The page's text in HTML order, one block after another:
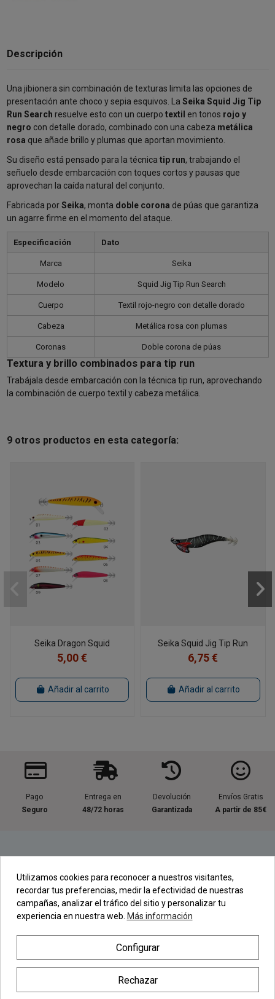
Descripción
Una jibionera sin combinación de texturas limita las opciones de
presentación ante choco y sepia esquivos. La Seika Squid Jig Tip
Run Search resuelve esto con un cuerpo textil en tonos rojo y
negro con detalle dorado, combinado con una cabeza metálica
rosa que añade brillo y plumas que aportan movimiento.
Su diseño está pensado para la técnica tip run, trabajando el
señuelo desde embarcación con toques cortos y pausas que
aprovechan la caída natural del conjunto.
Fabricada porSeika, monta doble corona de púas que garantiza
un agarre firme en el momento del ataque.
Especificación Dato
Marca Seika
Modelo Squid Jig Tip Run Search
Cuerpo Textil rojo-negro con detalle dorado
Cabeza Metálica rosa con plumas
Coronas Doble corona de púas
Textura y brillo combinados para tip run
Trabájala desde embarcación con la técnica tip run, aprovechando
la combinación de cuerpo textil y cabeza metálica.
9 otros productos en esta categoría:
Seika Dragon Squid
5,00 €
Añadir al carrito
Seika Squid Jig Tip Run
6,75 €
Añadir al carrito
Pago
Seguro
Entrega en
48/72 horas
Devolución
Garantizada
Envíos Gratis
A partir de 85€
Contacta con nosotros
Regístrate en nuestra Newsletter
Newsletter
Utilizamos cookies para reconocer a nuestros visitantes,
recordar tus preferencias, medir la efectividad de nuestras
campañas, analizar el tráfico del sitio y personalizar tu
experiencia en nuestra web. Más información
Configurar
Rechazar